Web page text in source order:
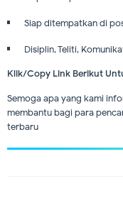
Siap ditempatkan di
Disiplin, Teliti,
Klik/Copy Link Berikut
Semoga apa yang kami
membantu bagi para
terbaru